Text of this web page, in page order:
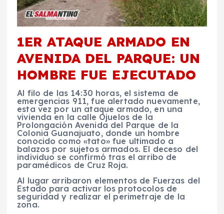
1ER ATAQUE ARMADO EN
AVENIDA DEL PARQUE: UN
HOMBRE FUE EJECUTADO
Al filo de las 14:30 horas, el sistema de
emergencias 911, fue alertado nuevamente,
esta vez por un ataque armado, en una
vivienda en la calle Ojuelos de la
Prolongación Avenida del Parque de la
Colonia Guanajuato, donde un hombre
conocido como «tato» fue ultimado a
balazos por sujetos armados. El deceso del
individuo se confirmó tras el arribo de
paramédicos de Cruz Roja.
Al lugar arribaron elementos de Fuerzas del
Estado para activar los protocolos de
seguridad y realizar el perimetraje de la
zona.